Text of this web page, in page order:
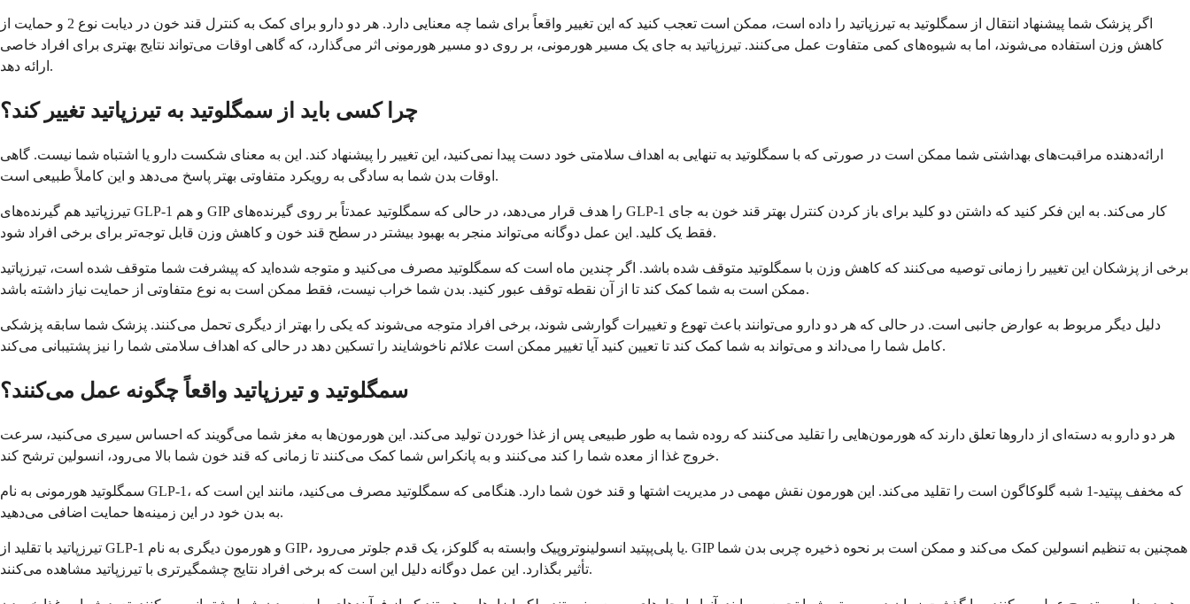
اگر پزشک شما پیشنهاد انتقال از سمگلوتید به تیرزپاتید را داده است، ممکن است تعجب کنید که این تغییر واقعاً برای شما چه معنایی دارد. هر دو دارو برای کمک به کنترل قند خون در دیابت نوع 2 و حمایت از
کاهش وزن استفاده می‌شوند، اما به شیوه‌های کمی متفاوت عمل می‌کنند. تیرزپاتید به جای یک مسیر هورمونی، بر روی دو مسیر هورمونی اثر می‌گذارد، که گاهی اوقات می‌تواند نتایج بهتری برای افراد خاصی
ارائه دهد.
چرا کسی باید از سمگلوتید به تیرزپاتید تغییر کند؟
ارائه‌دهنده مراقبت‌های بهداشتی شما ممکن است در صورتی که با سمگلوتید به تنهایی به اهداف سلامتی خود دست پیدا نمی‌کنید، این تغییر را پیشنهاد کند. این به معنای شکست دارو یا اشتباه شما نیست. گاهی
اوقات بدن شما به سادگی به رویکرد متفاوتی بهتر پاسخ می‌دهد و این کاملاً طبیعی است.
تیرزپاتید هم گیرنده‌های GLP-1 و هم GIP را هدف قرار می‌دهد، در حالی که سمگلوتید عمدتاً بر روی گیرنده‌های GLP-1 کار می‌کند. به این فکر کنید که داشتن دو کلید برای باز کردن کنترل بهتر قند خون به جای
فقط یک کلید. این عمل دوگانه می‌تواند منجر به بهبود بیشتر در سطح قند خون و کاهش وزن قابل توجه‌تر برای برخی افراد شود.
برخی از پزشکان این تغییر را زمانی توصیه می‌کنند که کاهش وزن با سمگلوتید متوقف شده باشد. اگر چندین ماه است که سمگلوتید مصرف می‌کنید و متوجه شده‌اید که پیشرفت شما متوقف شده است، تیرزپاتید
ممکن است به شما کمک کند تا از آن نقطه توقف عبور کنید. بدن شما خراب نیست، فقط ممکن است به نوع متفاوتی از حمایت نیاز داشته باشد.
دلیل دیگر مربوط به عوارض جانبی است. در حالی که هر دو دارو می‌توانند باعث تهوع و تغییرات گوارشی شوند، برخی افراد متوجه می‌شوند که یکی را بهتر از دیگری تحمل می‌کنند. پزشک شما سابقه پزشکی
کامل شما را می‌داند و می‌تواند به شما کمک کند تا تعیین کنید آیا تغییر ممکن است علائم ناخوشایند را تسکین دهد در حالی که اهداف سلامتی شما را نیز پشتیبانی می‌کند.
سمگلوتید و تیرزپاتید واقعاً چگونه عمل می‌کنند؟
هر دو دارو به دسته‌ای از داروها تعلق دارند که هورمون‌هایی را تقلید می‌کنند که روده شما به طور طبیعی پس از غذا خوردن تولید می‌کند. این هورمون‌ها به مغز شما می‌گویند که احساس سیری می‌کنید، سرعت
خروج غذا از معده شما را کند می‌کنند و به پانکراس شما کمک می‌کنند تا زمانی که قند خون شما بالا می‌رود، انسولین ترشح کند.
سمگلوتید هورمونی به نام GLP-1، که مخفف پپتید-1 شبه گلوکاگون است را تقلید می‌کند. این هورمون نقش مهمی در مدیریت اشتها و قند خون شما دارد. هنگامی که سمگلوتید مصرف می‌کنید، مانند این است که
به بدن خود در این زمینه‌ها حمایت اضافی می‌دهید.
تیرزپاتید با تقلید از GLP-1 و هورمون دیگری به نام GIP، یا پلی‌پپتید انسولینوتروپیک وابسته به گلوکز، یک قدم جلوتر می‌رود. GIP همچنین به تنظیم انسولین کمک می‌کند و ممکن است بر نحوه ذخیره چربی بدن شما
تأثیر بگذارد. این عمل دوگانه دلیل این است که برخی افراد نتایج چشمگیرتری با تیرزپاتید مشاهده می‌کنند.